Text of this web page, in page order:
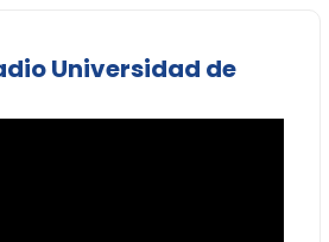
Universidad de